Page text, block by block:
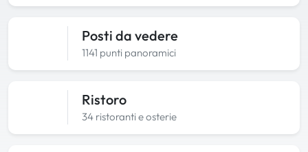
Posti da vedere
1141 punti panoramici
Ristoro
34 ristoranti e osterie